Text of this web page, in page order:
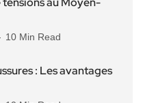
10 Min Read
: Les avantages